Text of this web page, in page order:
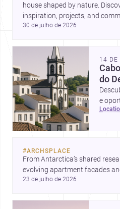
house shaped by nature.
30 de julho de 2026
14 DE
do
e
#ARCHSPLACE
From Antarctica’s shared
evolving apartment facades
Amman, these projects show
23 de julho de 2026